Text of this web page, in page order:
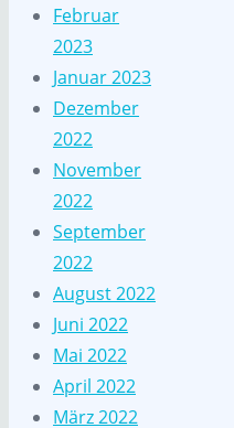
Februar
2023
Januar 2023
Dezember
2022
November
2022
September
2022
August 2022
Juni 2022
Mai 2022
April 2022
März 2022